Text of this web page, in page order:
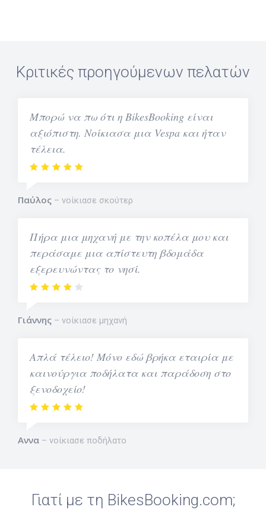
Κριτικές προηγούμενων πελατών
Μπορώ να πω ότι η BikesBooking είναι
αξιόπιστη. Νοίκιασα μια Vespa και ήταν
τέλεια.
Παύλος νοίκιασε σκούτερ
Πήρα μια μηχανή με την κοπέλα μου και
περάσαμε μια απίστευτη βδομάδα
εξερευνώντας το νησί.
Γιάννης νοίκιασε μηχανή
Απλά τέλειο! Μόνο εδώ βρήκα εταιρία με
καινούργια ποδήλατα και παράδοση στο
ξενοδοχείο!
Αννα νοίκιασε ποδήλατο
Γιατί με τη BikesBooking.com;